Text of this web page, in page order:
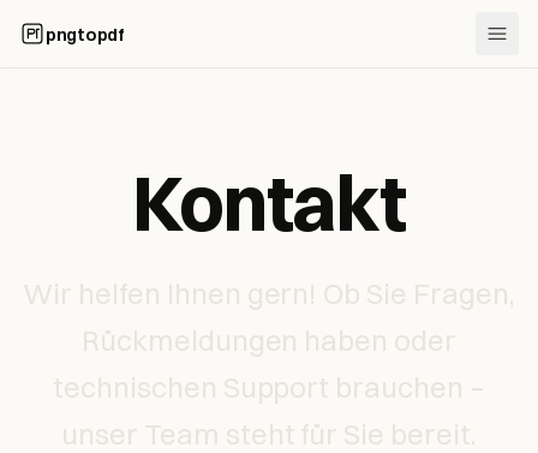
pngtopdf
Kontakt
Wir helfen Ihnen gern! Ob Sie Fragen,
Rückmeldungen haben oder
technischen Support brauchen –
unser Team steht für Sie bereit.